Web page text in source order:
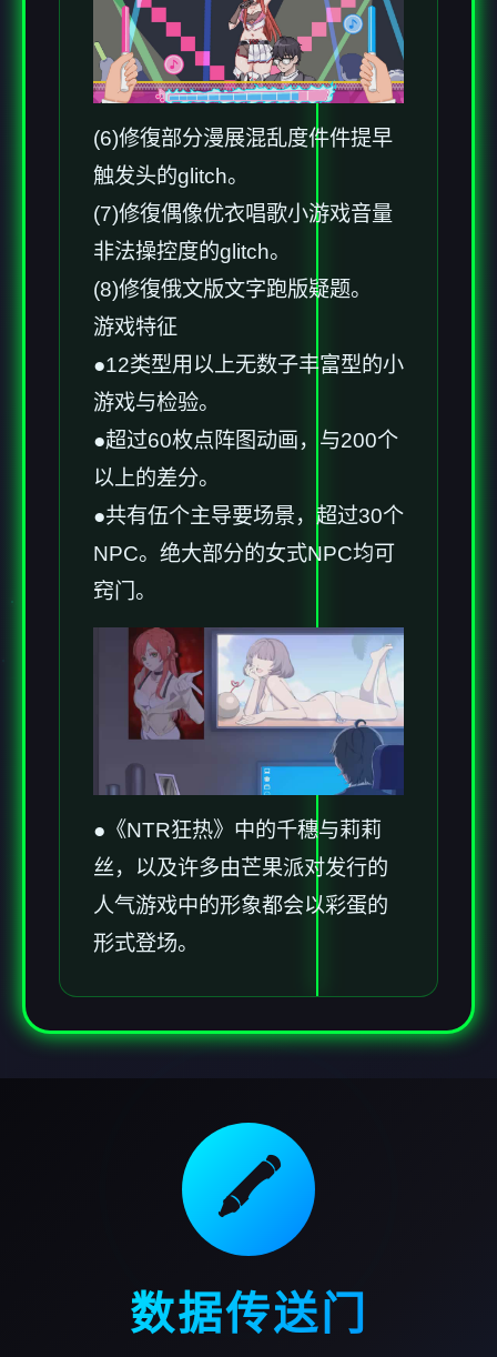
(6)修復部分漫展混乱度件件提早
触发头的glitch。
(7)修復偶像优衣唱歌小游戏音量
非法操控度的glitch。
(8)修復俄文版文字跑版疑题。
游戏特征
●12类型用以上无数子丰富型的小
游戏与检验。
●超过60枚点阵图动画，与200个
以上的差分。
●共有伍个主导要场景，超过30个
NPC。绝大部分的女式NPC均可
窍门。
●《NTR狂热》中的千穗与莉莉
丝，以及许多由芒果派对发行的
人气游戏中的形象都会以彩蛋的
形式登场。
🖍️
数据传送门